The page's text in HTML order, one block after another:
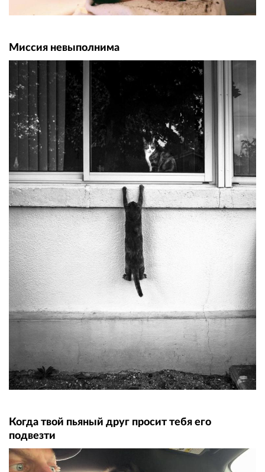
Миссия невыполнима
Когда твой пьяный друг просит тебя его
подвезти